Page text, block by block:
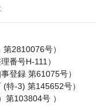
2810076号）
番号H-111）
登録 第61075号）
特-3) 第145652号）
第103804号 ）